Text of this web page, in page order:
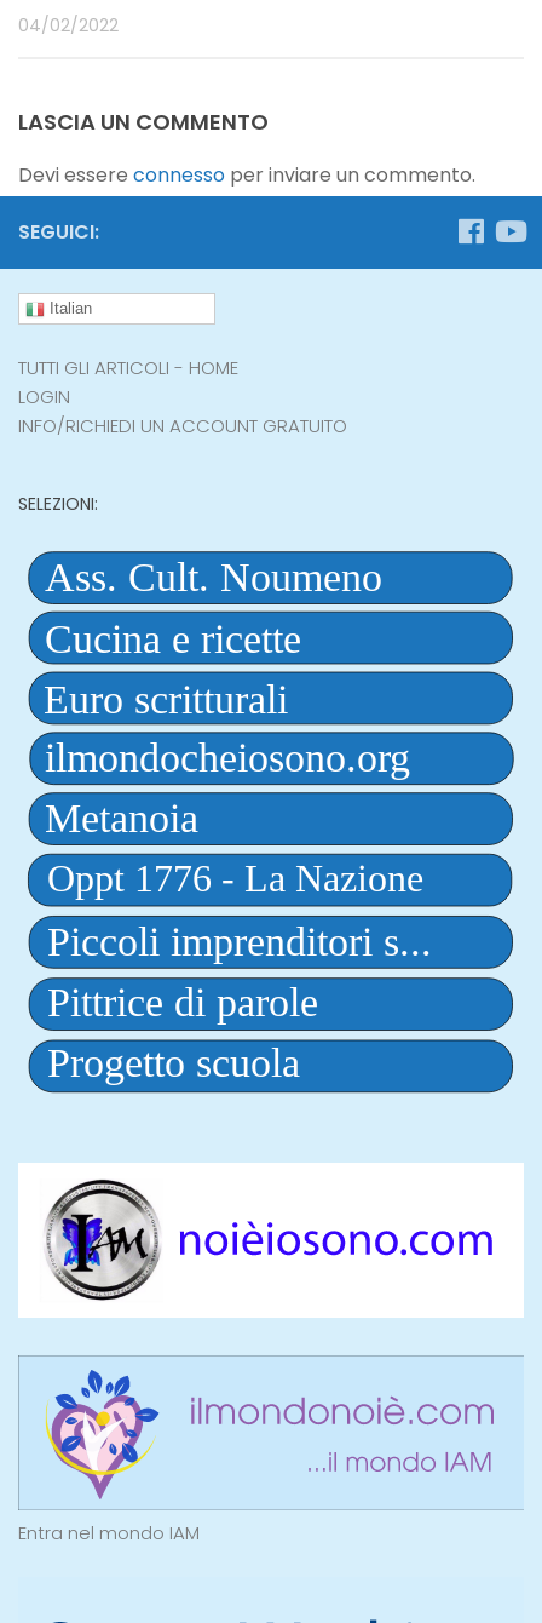
04/02/2022
LASCIA UN COMMENTO
Devi essere connesso per inviare un commento.
SEGUICI:
Italian
TUTTI GLI ARTICOLI - HOME
LOGIN
INFO/RICHIEDI UN ACCOUNT GRATUITO
SELEZIONI:
Entra nel mondo IAM